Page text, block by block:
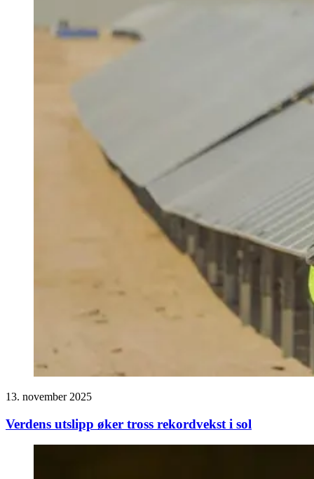
13. november 2025
Verdens utslipp øker tross rekordvekst i sol